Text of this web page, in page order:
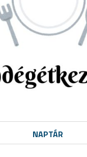
NAPTÁR